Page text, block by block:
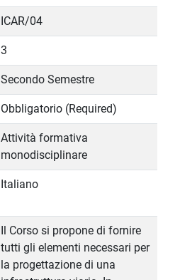
ICAR/04
3
Secondo Semestre
Obbligatorio (Required)
Attività formativa
monodisciplinare
Italiano
Il Corso si propone di fornire
tutti gli elementi necessari per
la progettazione di una